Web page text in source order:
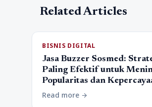
Related Articles
BISNIS DIGITAL
Jasa Buzzer Sosmed:
Paling Efektif untuk
Popularitas dan
Read more arrow_forward